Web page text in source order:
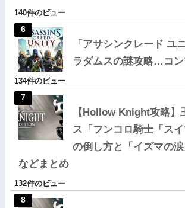
140件のビュー
「アサシンクレード ユ
ラダムスの謎攻略…コ
134件のビュー
【Hollow Knight攻略】
ス「フンコロ騎士「スイ
の倒し方と「イズマの
などまとめ
132件のビュー